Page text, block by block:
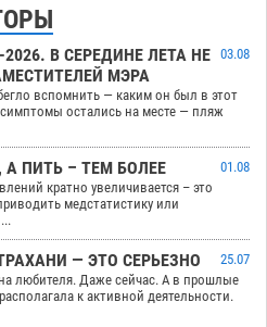
В СЕРЕДИНЕ ЛЕТА НЕ
МЭРА
03.08
вспомнить — каким он был в этот
остались на месте — пляж
ПИТЬ – ТЕМ БОЛЕЕ
01.08
кратно увеличивается – это
медстатистику или
— ЭТО СЕРЬЕЗНО
25.07
любителя. Даже сейчас. А в прошлые
к активной деятельности.